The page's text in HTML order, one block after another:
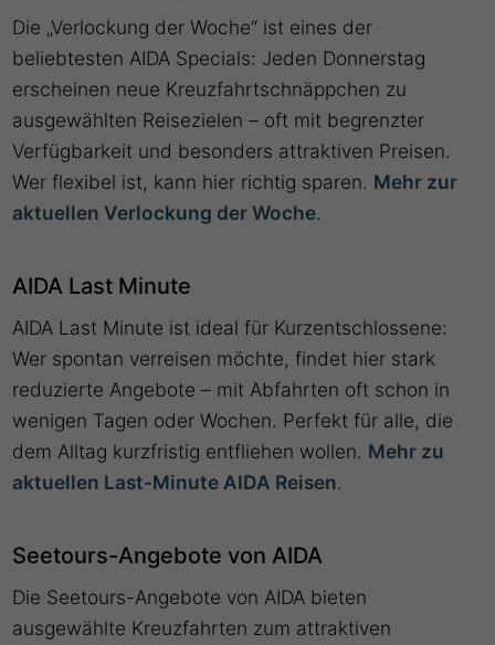
Die „Verlockung der Woche“ ist eines der
beliebtesten AIDA Specials: Jeden Donnerstag
erscheinen neue Kreuzfahrtschnäppchen zu
ausgewählten Reisezielen – oft mit begrenzter
Verfügbarkeit und besonders attraktiven Preisen.
Wer flexibel ist, kann hier richtig sparen. Mehr zur
aktuellen Verlockung der Woche.
AIDA Last Minute
AIDA Last Minute ist ideal für Kurzentschlossene:
Wer spontan verreisen möchte, findet hier stark
reduzierte Angebote – mit Abfahrten oft schon in
wenigen Tagen oder Wochen. Perfekt für alle, die
dem Alltag kurzfristig entfliehen wollen. Mehr zu
aktuellen Last-Minute AIDA Reisen.
Seetours-Angebote von AIDA
Die Seetours-Angebote von AIDA bieten
ausgewählte Kreuzfahrten zum attraktiven